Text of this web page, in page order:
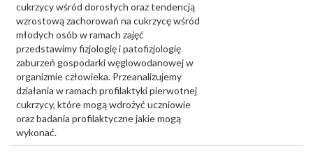
cukrzycy wśród dorosłych oraz tendencją
wzrostową zachorowań na cukrzycę wśród
młodych osób w ramach zajęć
przedstawimy fizjologię i patofizjologię
zaburzeń gospodarki węglowodanowej w
organizmie człowieka. Przeanalizujemy
działania w ramach profilaktyki pierwotnej
cukrzycy, które mogą wdrożyć uczniowie
oraz badania profilaktyczne jakie mogą
wykonać.